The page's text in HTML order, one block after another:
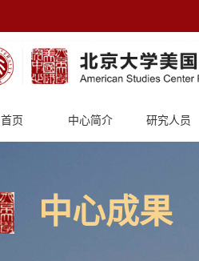
首页 中心简介 研究人员
中心成果